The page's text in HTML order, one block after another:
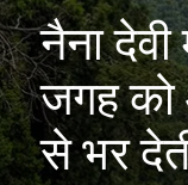
नैना
जगह को
से भर